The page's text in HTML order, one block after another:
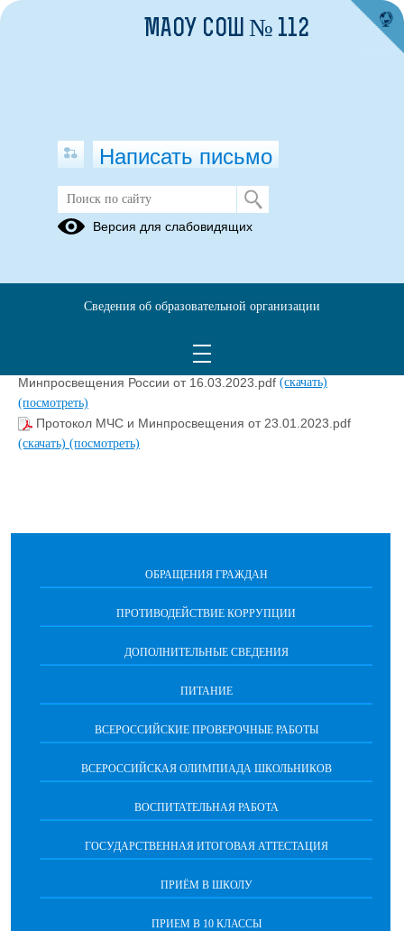
Межотраслевое соглашение
(посмотреть)
Соглашение о взаимодействии МЧС России и
Минпросвещения России от 16.03.2023.pdf (скачать)
(посмотреть)
Протокол МЧС и Минпросвещения от 23.01.2023.pdf
(скачать) (посмотреть)
ОБРАЩЕНИЯ ГРАЖДАН
ПРОТИВОДЕЙСТВИЕ КОРРУПЦИИ
ДОПОЛНИТЕЛЬНЫЕ СВЕДЕНИЯ
ПИТАНИЕ
ВСЕРОССИЙСКИЕ ПРОВЕРОЧНЫЕ РАБОТЫ
ВСЕРОССИЙСКАЯ ОЛИМПИАДА ШКОЛЬНИКОВ
ВОСПИТАТЕЛЬНАЯ РАБОТА
ГОСУДАРСТВЕННАЯ ИТОГОВАЯ АТТЕСТАЦИЯ
ПРИЁМ В ШКОЛУ
ПРИЕМ В 10 КЛАССЫ
МАОУ СОШ № 112
Написать письмо
Версия для слабовидящих
Сведения об образовательной организации